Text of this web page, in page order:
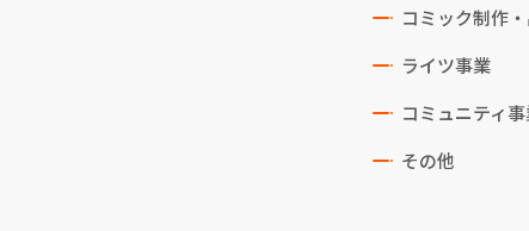
コミック制作
ライツ事業
コミュニティ
その他